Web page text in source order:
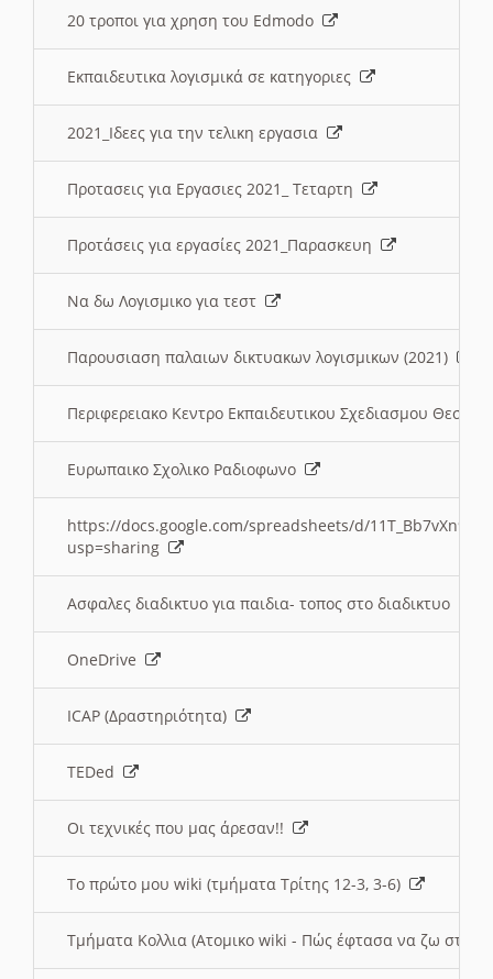
20 τροποι για χρηση του Edmodo
Εκπαιδευτικα λογισμικά σε κατηγοριες
2021_Ιδεες για την τελικη εργασια
Προτασεις για Εργασιες 2021_ Τεταρτη
Προτάσεις για εργασίες 2021_Παρασκευη
Να δω Λογισμικο για τεστ
Παρουσιαση παλαιων δικτυακων λογισμικων (2021)
Περιφερειακο Κεντρο Εκπαιδευτικου Σχεδιασμου
Ευρωπαικο Σχολικο Ραδιοφωνο
https://docs.google.com/spreadsheets/d/
usp=sharing
Ασφαλες διαδικτυο για παιδια- τοπος στο διαδικτυο
OneDrive
ICAP (Δραστηριότητα)
TEDed
Οι τεχνικές που μας άρεσαν!!
Το πρώτο μου wiki (τμήματα Τρίτης 12-3, 3-6)
Τμήματα Κολλια (Ατομικο wiki - Πώς έφτασα να ζω στην